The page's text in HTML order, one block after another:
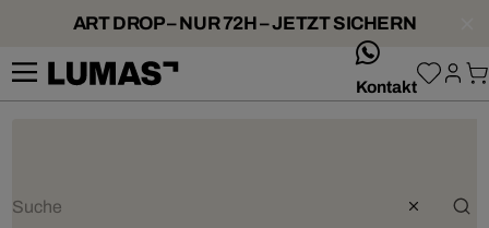
ART DROP – NUR 72H – JETZT SICHERN
Kontakt